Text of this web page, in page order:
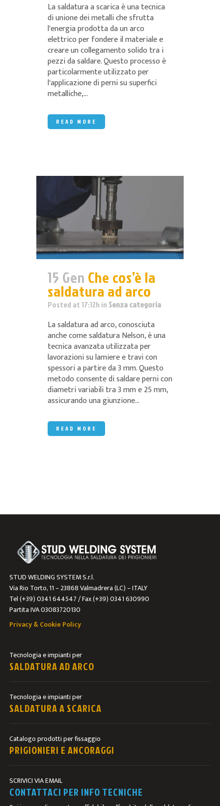
La saldatura a scarica è una tecnica
di unione dei metalli che sfrutta
l'energia prodotta da un arco
elettrico per fondere il materiale e
creare un collegamento solido tra i
pezzi da saldare. Questo processo è
particolarmente utilizzato per
l'applicazione di perni su superfici
metalliche,...
READ MORE
15 Gen Che cos’è la
saldatura ad arco
Posted at 17:12h in Senza categoria
La saldatura ad arco, conosciuta
anche come saldatura Nelson, è una
tecnica avanzata utilizzata per
lavorazioni su lamiere e travi con
spessori a partire da 3 mm. Questo
metodo consente di saldare perni con
diametri variabili tra 3 mm e 25 mm,
assicurando una giunzione...
READ MORE
STUD WELDING SYSTEM S.r.l.
Via Rio Torto, 11 – 23868 Valmadrera (LC) – ITALY
Tel (+39) 0341 644547 / Fax (+39) 0341 630990
Partita IVA 03083720130
Privacy & Cookie Policy
Tecnologia e impianti per
SALDATURA AD ARCO
Tecnologia e impianti per
SALDATURA A SCARICA
Catalogo prodotti per fissaggio
PRIGIONIERI E ANCORAGGI
SCRIVICI VIA EMAIL
CONTATTACI PER INFO TECNICHE